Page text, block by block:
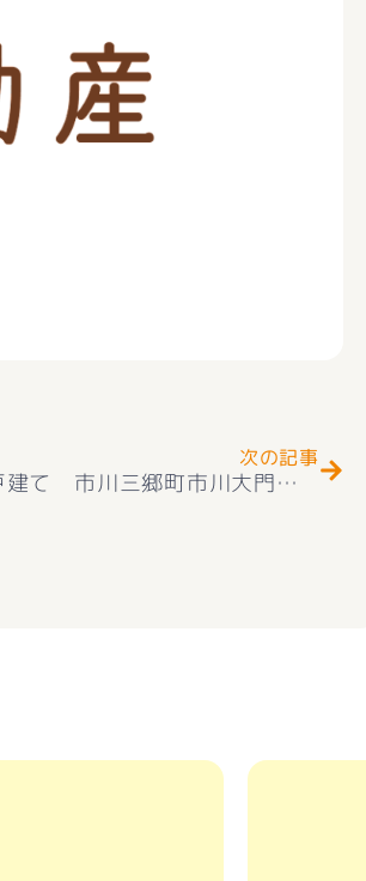
次の記事
★お知らせ★新築一戸建て 市川三郷町市川大門 第１ 全２号棟 2階建 4ＬＤＫ 耐震等級3取得 ＋住宅性能評価付 子育てエコホーム支援事業対象対象物件 （８０万円） 市川小学校学区＋市川中学校学区 好評販売中(^^♪ 新価格にて